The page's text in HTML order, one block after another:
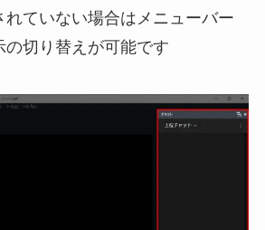
れていない場合はメニューバー
切り替えが可能です